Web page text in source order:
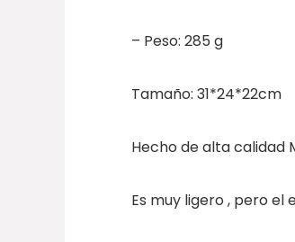
– Peso: 285 g
Tamaño: 31*24*22cm
​​Hecho de alta calidad
Es muy ligero , pero